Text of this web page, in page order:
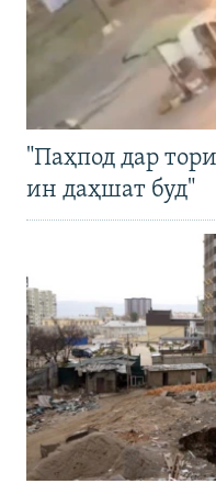
"Паҳпод дар
ин даҳшат буд"